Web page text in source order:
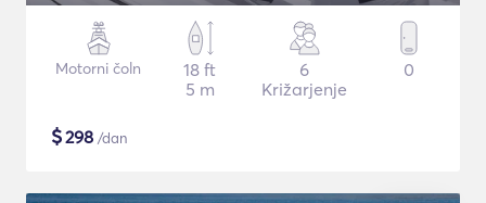
Motorni čoln
18 ft
5 m
6
Križarjenje
0
$298 /dan